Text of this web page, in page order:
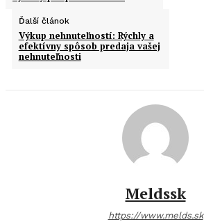
Ďalší článok
Výkup nehnuteľností: Rýchly a
efektívny spôsob predaja vašej
nehnuteľnosti
Meldssk
https://www.melds.sk